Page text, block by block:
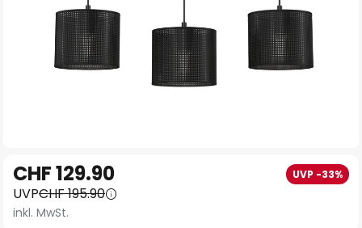
Anfang
der
Bildgalerie
CHF 129.90 UVP -33%
UVPCHF 195.90
inkl. MwSt.